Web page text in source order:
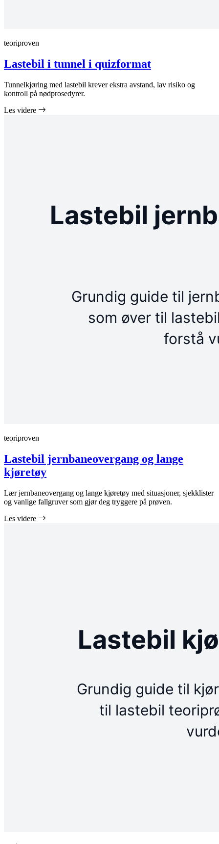
teoriproven
Lastebil i tunnel i quizformat
Tunnelkjøring med lastebil krever ekstra avstand, lav risiko og
kontroll på nødprosedyrer.
Les videre
teoriproven
Lastebil jernbaneovergang og lange
kjøretøy
Lær jernbaneovergang og lange kjøretøy med situasjoner, sjekklister
og vanlige fallgruver som gjør deg tryggere på prøven.
Les videre